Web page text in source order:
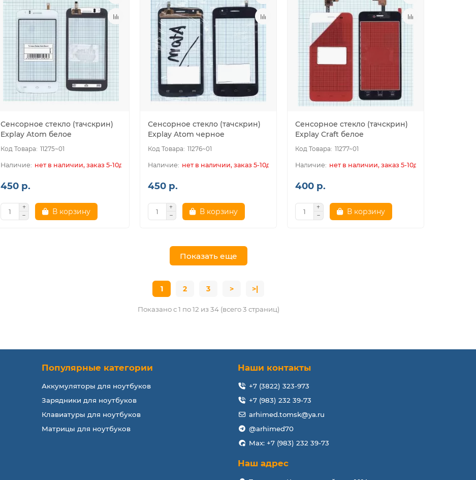
Сенсорное стекло (тачскрин)
Explay Atom белое
11275~01
нет в наличии, заказ 5-10дн.
450 р.
В корзину
Сенсорное стекло (тачскрин)
Explay Atom черное
11276~01
нет в наличии, заказ 5-10дн.
450 р.
В корзину
Сенсорное стекло (тачскрин)
Explay Craft белое
11277~01
нет в наличии, заказ 5-10дн.
400 р.
В корзину
Показать еще
1 2 3 > >|
Показано с 1 по 12 из 34 (всего 3 страниц)
Популярные категории
Аккумуляторы для ноутбуков
Зарядники для ноутбуков
Клавиатуры для ноутбуков
Матрицы для ноутбуков
Наши контакты
+7 (3822) 323-973
+7 (983) 232 39-73
arhimed.tomsk@ya.ru
@arhimed70
Max: +7 (983) 232 39-73
Наш адрес